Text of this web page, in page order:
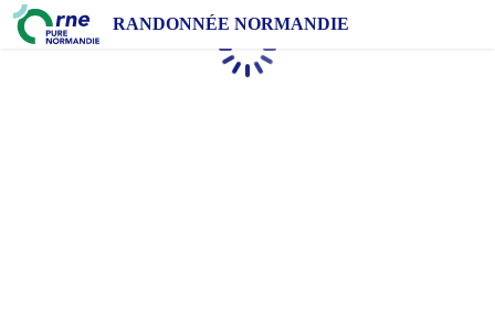
RANDONNÉE NORMANDIE
Chargement